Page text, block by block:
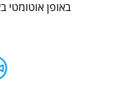
באופן אוטומטי